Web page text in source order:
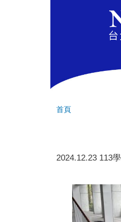
首頁
2024.12.23 113